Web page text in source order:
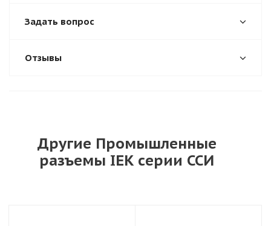
Задать вопрос
Отзывы
Другие Промышленные
разъемы IEK серии ССИ